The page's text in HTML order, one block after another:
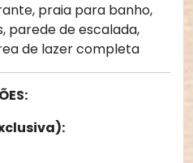
praia para banho,
parede de escalada,
de lazer completa